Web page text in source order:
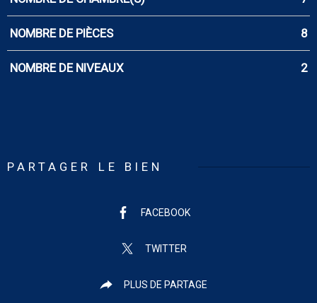
NOMBRE DE PIÈCES 8
NOMBRE DE NIVEAUX 2
PARTAGER LE BIEN
FACEBOOK
TWITTER
PLUS DE PARTAGE